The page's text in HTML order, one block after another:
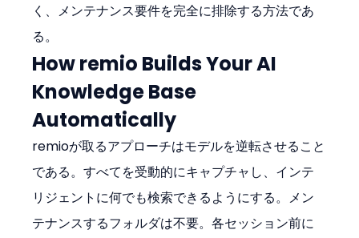
く、メンテナンス要件を完全に排除する方法であ
る。
How remio Builds Your AI
Knowledge Base
Automatically
remioが取るアプローチはモデルを逆転させること
である。すべてを受動的にキャプチャし、インテ
リジェントに何でも検索できるようにする。メン
テナンスするフォルダは不要。各セッション前に